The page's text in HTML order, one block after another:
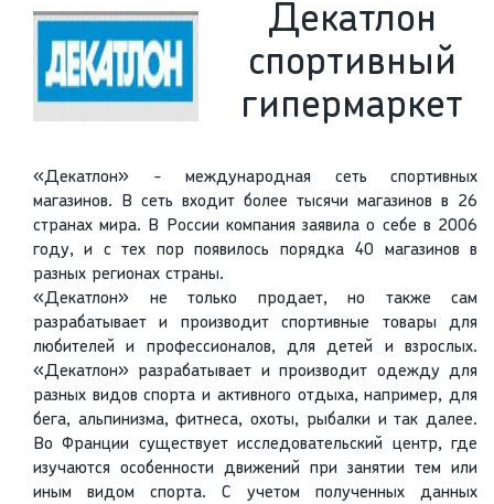
Декатлон
спортивный
гипермаркет
«Декатлон» - международная сеть спортивных
магазинов. В сеть входит более тысячи магазинов в 26
странах мира. В России компания заявила о себе в 2006
году, и с тех пор появилось порядка 40 магазинов в
разных регионах страны.
«Декатлон» не только продает, но также сам
разрабатывает и производит спортивные товары для
любителей и профессионалов, для детей и взрослых.
«Декатлон» разрабатывает и производит одежду для
разных видов спорта и активного отдыха, например, для
бега, альпинизма, фитнеса, охоты, рыбалки и так далее.
Во Франции существует исследовательский центр, где
изучаются особенности движений при занятии тем или
иным видом спорта. С учетом полученных данных